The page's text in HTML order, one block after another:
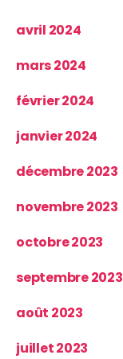
avril 2024
mars 2024
février 2024
janvier 2024
décembre 2023
novembre 2023
octobre 2023
septembre 2023
août 2023
juillet 2023